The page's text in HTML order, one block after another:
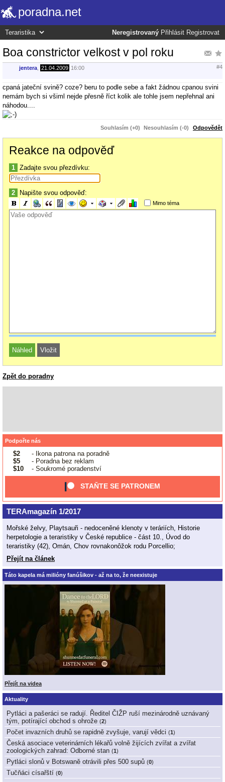
poradna.net
Neregistrovaný Přihlásit Registrovat
Boa constrictor velkost v pol roku
jentera 21.04.2009 16:00 #4
cpaná jateční svině? coze? beru to podle sebe a fakt žádnou cpanou svini
nemám bych si všiml nejde přesně říct kolik ale tohle jsem nepřehnal ani
náhodou....
Souhlasím (+0) Nesouhlasím (-0) Odpovědět
Reakce na odpověď
1 Zadajte svou přezdívku:
2 Napište svou odpověď:
Mimo téma
Zpět do poradny
Podpořte nás
$2
- Ikona patrona na poradně
$5
- Poradna bez reklam
$10
- Soukromé poradenství
STAŇTE SE PATRONEM
TERAmagazín 1/2017
Mořské želvy, Playtsauři - nedoceněné klenoty v teráriích, Historie
herpetologie a teraristiky v České republice - část 10., Úvod do
teraristiky (42), Omán, Chov rovnakonôžok rodu Porcellio;
Přejít na článek
Táto kapela má milióny fanúšikov - až na to, že neexistuje
Přejít na videa
Aktuality
Pytláci a pašeráci se radují. Ředitel ČIŽP ruší mezinárodně uznávaný
tým, potírající obchod s ohrože (2)
Počet invazních druhů se rapidně zvyšuje, varují vědci (1 )
Česká asociace veterinárních lékařů volně žijících zvířat a zvířat
zoologických zahrad: Odborné stan (1 )
Pytláci slonů v Botswaně otrávili přes 500 supů (0)
Tučňáci císařští (0)